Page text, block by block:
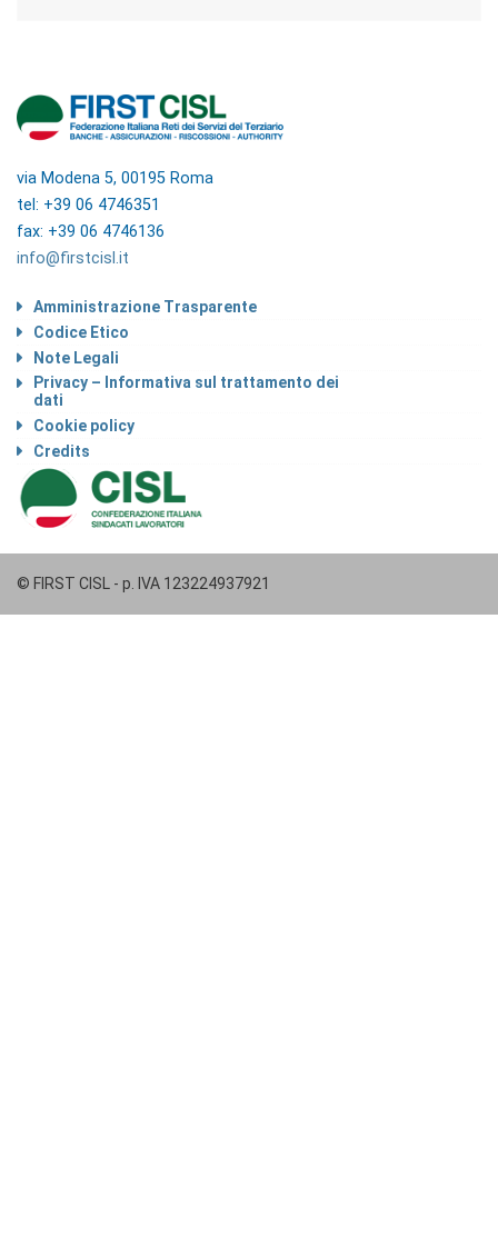
via Modena 5, 00195 Roma
tel: +39 06 4746351
fax: +39 06 4746136
info@firstcisl.it
Amministrazione Trasparente
Codice Etico
Note Legali
Privacy – Informativa sul trattamento dei
dati
Cookie policy
Credits
© FIRST CISL - p. IVA 123224937921